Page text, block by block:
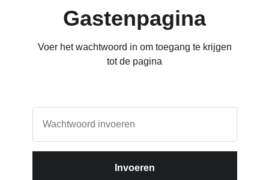
Gastenpagina
Voer het wachtwoord in om toegang te krijgen
tot de pagina
Invoeren